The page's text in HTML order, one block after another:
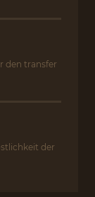
den transfer
der